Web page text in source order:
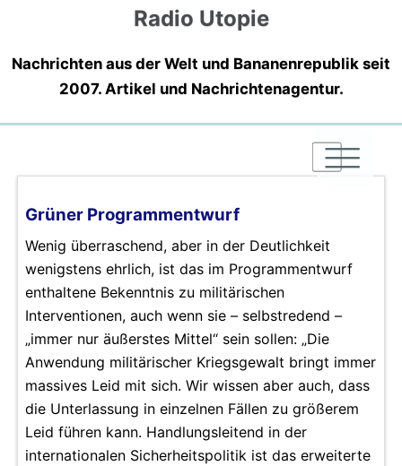
Radio Utopie
Nachrichten aus der Welt und Bananenrepublik seit
2007. Artikel und Nachrichtenagentur.
|
|
|
Grüner Programmentwurf
Wenig überraschend, aber in der Deutlichkeit
wenigstens ehrlich, ist das im Programmentwurf
enthaltene Bekenntnis zu militärischen
Interventionen, auch wenn sie – selbstredend –
„immer nur äußerstes Mittel“ sein sollen: „Die
Anwendung militärischer Kriegsgewalt bringt immer
massives Leid mit sich. Wir wissen aber auch, dass
die Unterlassung in einzelnen Fällen zu größerem
Leid führen kann. Handlungsleitend in der
internationalen Sicherheitspolitik ist das erweiterte